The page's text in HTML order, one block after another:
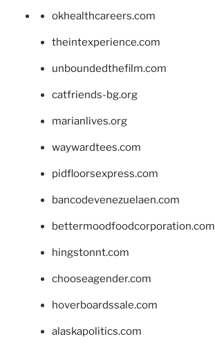
okhealthcareers.com
theintexperience.com
unboundedthefilm.com
catfriends-bg.org
marianlives.org
waywardtees.com
pidfloorsexpress.com
bancodevenezuelaen.com
bettermoodfoodcorporation.com
hingstonnt.com
chooseagender.com
hoverboardssale.com
alaskapolitics.com